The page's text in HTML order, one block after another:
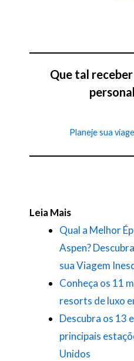
Que tal
Planeje sua
Leia Mais
Qual a Melhor
Aspen?
sua Viagem
Conheça os 11
resorts de luxo
Descubra os 13
principais
Unidos